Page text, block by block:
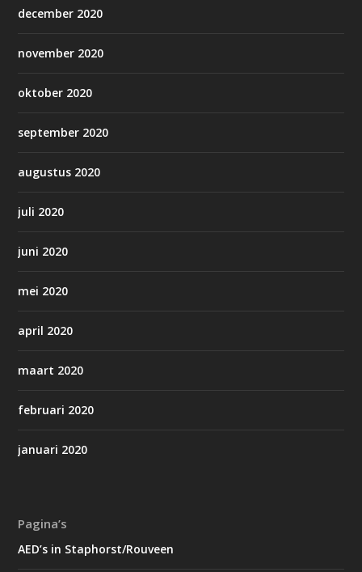
december 2020
november 2020
oktober 2020
september 2020
augustus 2020
juli 2020
juni 2020
mei 2020
april 2020
maart 2020
februari 2020
januari 2020
Pagina’s
AED’s in Staphorst/Rouveen